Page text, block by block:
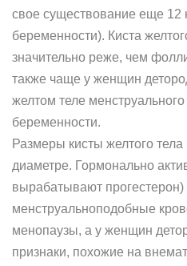
свое существование еще 12
беременности). Киста
значительно реже, чем
также чаще у женщин
желтом теле
беременности.
Размеры кисты желтого
диаметре. Гормонально
вырабатывают
менструальноподобные
менопаузы, а у женщин
признаки, похожие на